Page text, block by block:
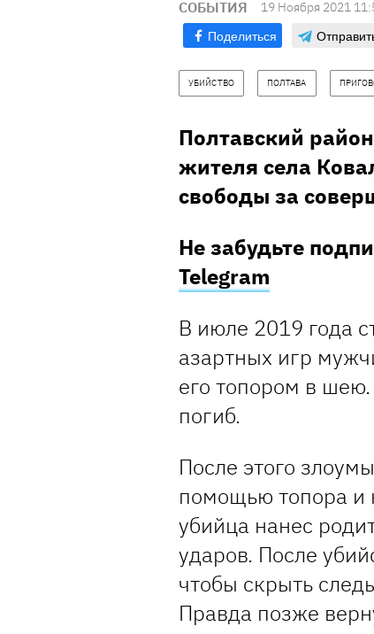
СОБЫТИЯ 19 Ноября 2021
Поделиться
УБИЙСТВО ПОЛТАВА
Полтавский
жителя села
свободы за
Не забудьте
Telegram
В июле 2019 года
азартных игр
его топором в
погиб.
После этого
помощью топора и
убийца нанес
ударов. После
чтобы скрыть
Правда позже